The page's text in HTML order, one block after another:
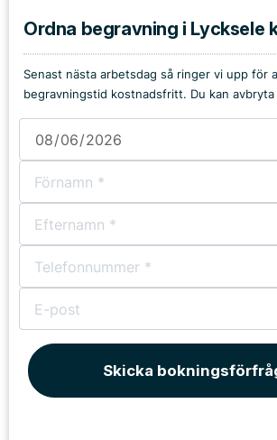
Ordna begravning i Lycksele
Senast nästa arbetsdag så ringer vi upp för
begravningstid kostnadsfritt. Du kan avbryta
Skicka